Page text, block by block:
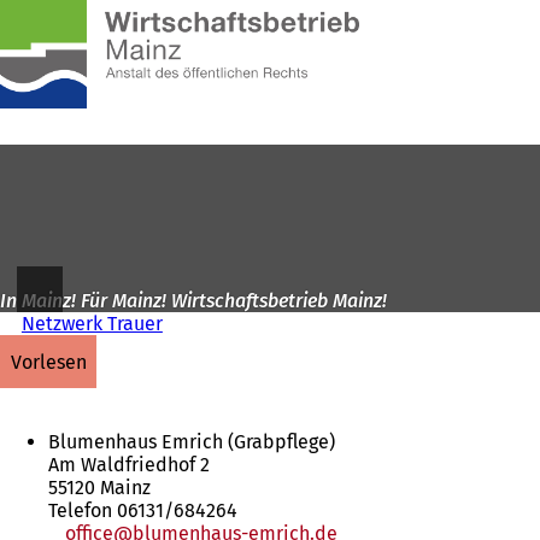
Inhalt anspringen
In Mainz! Für Mainz! Wirtschaftsbetrieb Mainz!
Netzwerk Trauer
vorlesen
Blumenhaus Emrich (Grabpflege)
Am Waldfriedhof 2
55120 Mainz
Telefon 06131/684264
office
blumenhaus-emrich de